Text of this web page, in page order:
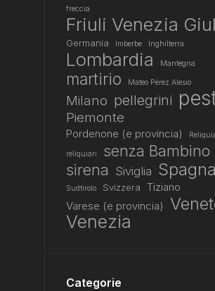
freccia
Friuli Venezia
Germania Imberbe Inghilterra
Lombardia Mantegna
martirio Mateo Pérez Alesio
Milano pellegrini
Piemonte
Pordenone (e provincia)
reliquiari
senza Bambino
sirena Siviglia Spagna
Sudtirolo Svizzera
Tiziano
Varese (e provincia)
Venezia
Categorie